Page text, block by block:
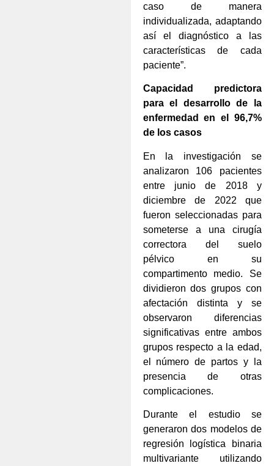
caso de manera
individualizada, adaptando
así el diagnóstico a las
características de cada
paciente”.
Capacidad predictora
para el desarrollo de la
enfermedad en el 96,7%
de los casos
En la investigación se
analizaron 106 pacientes
entre junio de 2018 y
diciembre de 2022 que
fueron seleccionadas para
someterse a una cirugía
correctora del suelo
pélvico en su
compartimento medio. Se
dividieron dos grupos con
afectación distinta y se
observaron diferencias
significativas entre ambos
grupos respecto a la edad,
el número de partos y la
presencia de otras
complicaciones.
Durante el estudio se
generaron dos modelos de
regresión logística binaria
multivariante utilizando